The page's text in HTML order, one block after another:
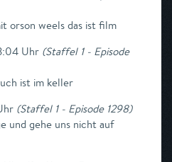
orson weels das ist film
Uhr (Staffel 1 - Episode
ist im keller
(Staffel 1 - Episode 1298)
und gehe uns nicht auf